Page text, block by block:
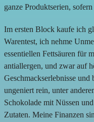
ganze Produktserien,
Im ersten Block kaufe ich
Warentest, ich nehme
essentiellen Fettsäuren für
antiallergen, und zwar auf
Geschmackserlebnisse und
ungeniert rein, unter
Schokolade mit Nüssen
Zutaten. Meine Finanzen